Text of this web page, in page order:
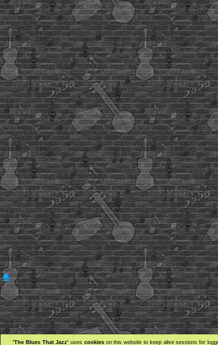
'The Blues That Jazz' uses cookieson this website to keep alive sessions for